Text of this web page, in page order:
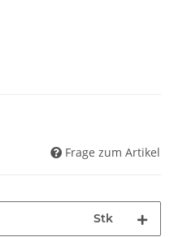
Frage zum Artikel
Stk